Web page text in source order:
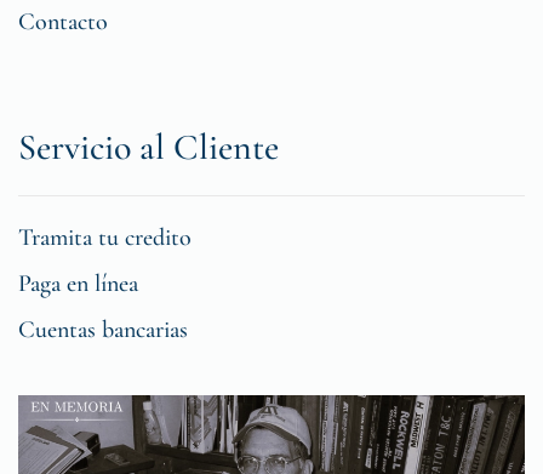
Contacto
Servicio al Cliente
Tramita tu credito
Paga en línea
Cuentas bancarias